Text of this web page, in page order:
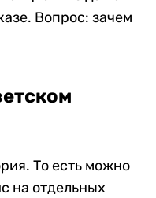
Вопрос: зачем
То есть можно
на отдельных